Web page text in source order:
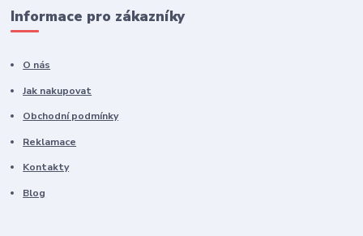
Informace pro zákazníky
O nás
Jak nakupovat
Obchodní podmínky
Reklamace
Kontakty
Blog